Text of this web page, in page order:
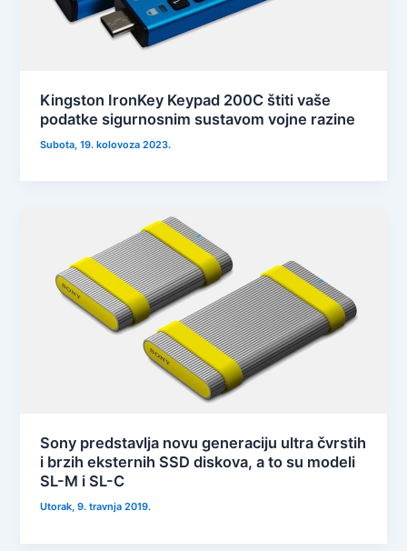
Kingston IronKey Keypad 200C štiti vaše
podatke sigurnosnim sustavom vojne razine
Subota, 19. kolovoza 2023.
Sony predstavlja novu generaciju ultra čvrstih
i brzih eksternih SSD diskova, a to su modeli
SL-M i SL-C
Utorak, 9. travnja 2019.